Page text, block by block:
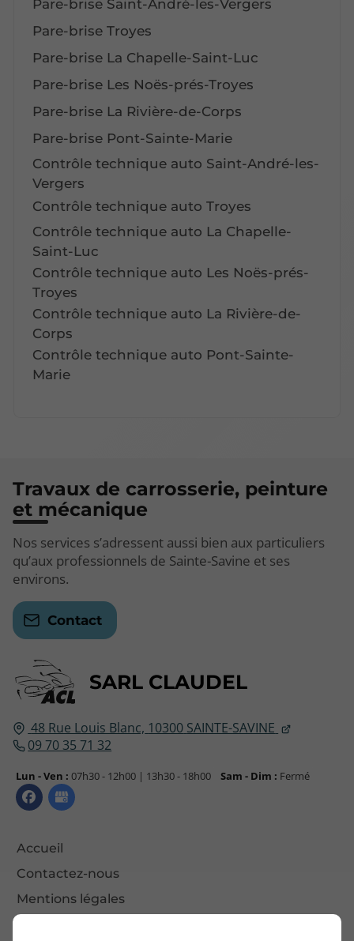
Pare-brise Saint-André-les-Vergers
Pare-brise Troyes
Pare-brise La Chapelle-Saint-Luc
Pare-brise Les Noës-prés-Troyes
Pare-brise La Rivière-de-Corps
Pare-brise Pont-Sainte-Marie
Contrôle technique auto Saint-André-les-
Vergers
Contrôle technique auto Troyes
Contrôle technique auto La Chapelle-
Saint-Luc
Contrôle technique auto Les Noës-prés-
Troyes
Contrôle technique auto La Rivière-de-
Corps
Contrôle technique auto Pont-Sainte-
Marie
SARL CLAUDEL
48 Rue Louis Blanc, 10300 SAINTE-SAVINE
09 70 35 71 32
Lun - Ven : 07h30 - 12h00 | 13h30 - 18h00 Sam - Dim : Fermé
Accueil
Contactez-nous
Mentions légales
Travaux de carrosserie, peinture
et mécanique
Nos services s’adressent aussi bien aux particuliers
qu’aux professionnels de Sainte-Savine et ses
environs.
Contact